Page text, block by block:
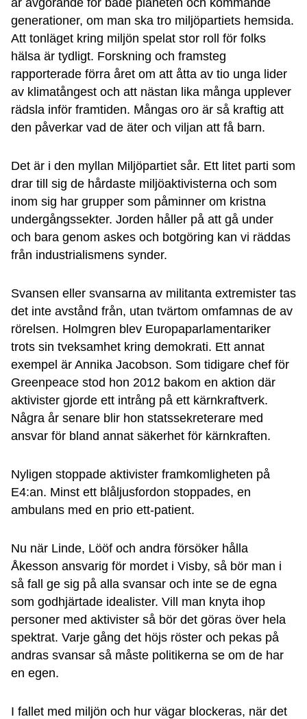
generationer, om man ska tro miljöpartiets hemsida.
Att tonläget kring miljön spelat stor roll för folks
hälsa är tydligt. Forskning och framsteg
rapporterade förra året om att åtta av tio unga lider
av klimatångest och att nästan lika många upplever
rädsla inför framtiden. Mångas oro är så kraftig att
den påverkar vad de äter och viljan att få barn.
Det är i den myllan Miljöpartiet sår. Ett litet parti som
drar till sig de hårdaste miljöaktivisterna och som
inom sig har grupper som påminner om kristna
undergångssekter. Jorden håller på att gå under
och bara genom askes och botgöring kan vi räddas
från industrialismens synder.
Svansen eller svansarna av militanta extremister tas
det inte avstånd från, utan tvärtom omfamnas de av
rörelsen. Holmgren blev Europaparlamentariker
trots sin tveksamhet kring demokrati. Ett annat
exempel är Annika Jacobson. Som tidigare chef för
Greenpeace stod hon 2012 bakom en aktion där
aktivister gjorde ett intrång på ett kärnkraftverk.
Några år senare blir hon statssekreterare med
ansvar för bland annat säkerhet för kärnkraften.
Nyligen stoppade aktivister framkomligheten på
E4:an. Minst ett blåljusfordon stoppades, en
ambulans med en prio ett-patient.
Nu när Linde, Lööf och andra försöker hålla
Åkesson ansvarig för mordet i Visby, så bör man i
så fall ge sig på alla svansar och inte se de egna
som godhjärtade idealister. Vill man knyta ihop
personer med aktivister så bör det göras över hela
spektrat. Varje gång det höjs röster och pekas på
andras svansar så måste politikerna se om de har
en egen.
I fallet med miljön och hur vägar blockeras, när det